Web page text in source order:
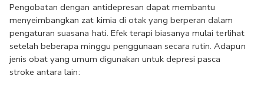
Pengobatan dengan antidepresan dapat membantu
menyeimbangkan zat kimia di otak yang berperan dalam
pengaturan suasana hati. Efek terapi biasanya mulai terlihat
setelah beberapa minggu penggunaan secara rutin. Adapun
jenis obat yang umum digunakan untuk depresi pasca
stroke antara lain: